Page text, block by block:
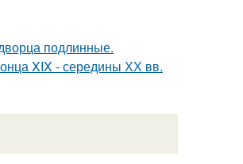
подлинные.
XIX - середины ХХ вв.